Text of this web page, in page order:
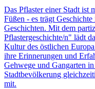
Das Pflaster einer Stadt ist
Füßen - es trägt
Geschichten. Mit dem
Pflastergeschichte/n" lädt
Kultur des östlichen
ihre Erinnerungen und
Gehwege und Gangarten
Stadtbevölkerung
mit.